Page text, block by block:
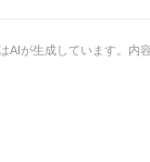
AIが生成しています。